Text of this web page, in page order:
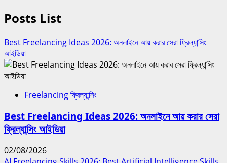
Posts List
Best Freelancing Ideas 2026: অনলাইনে আয় করার সেরা ফ্রিল্যান্সিং
আইডিয়া
Freelancing ফ্রিল্যান্সিং
Best Freelancing Ideas 2026: অনলাইনে আয় করার সেরা
ফ্রিল্যান্সিং আইডিয়া
02/08/2026